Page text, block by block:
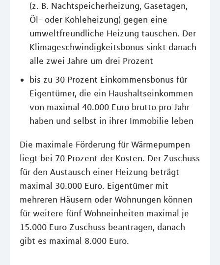
(z. B. Nachtspeicherheizung, Gasetagen,
Öl- oder Kohleheizung) gegen eine
umweltfreundliche Heizung tauschen. Der
Klimageschwindigkeitsbonus sinkt danach
alle zwei Jahre um drei Prozent
bis zu 30 Prozent Einkommensbonus für
Eigentümer, die ein Haushaltseinkommen
von maximal 40.000 Euro brutto pro Jahr
haben und selbst in ihrer Immobilie leben
Die maximale Förderung für Wärmepumpen
liegt bei 70 Prozent der Kosten. Der Zuschuss
für den Austausch einer Heizung beträgt
maximal 30.000 Euro. Eigentümer mit
mehreren Häusern oder Wohnungen können
für weitere fünf Wohneinheiten maximal je
15.000 Euro Zuschuss beantragen, danach
gibt es maximal 8.000 Euro.